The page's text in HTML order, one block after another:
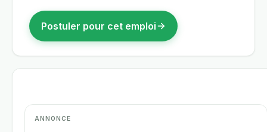
Postuler pour cet emploi